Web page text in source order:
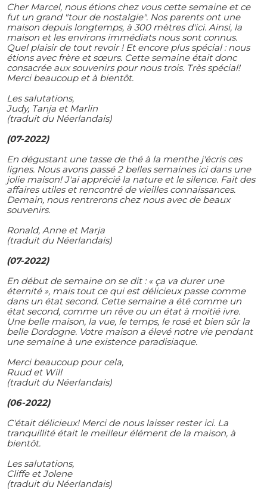
Cher Marcel, nous étions chez vous cette semaine et ce
fut un grand "tour de nostalgie". Nos parents ont une
maison depuis longtemps, à 300 mètres d'ici. Ainsi, la
maison et les environs immédiats nous sont connus.
Quel plaisir de tout revoir ! Et encore plus spécial : nous
étions avec frère et sœurs. Cette semaine était donc
consacrée aux souvenirs pour nous trois. Très spécial!
Merci beaucoup et à bientôt.
Les salutations,
Judy, Tanja et Marlin
(traduit du Néerlandais)
(07-2022)
En dégustant une tasse de thé à la menthe j'écris ces
lignes. Nous avons passé 2 belles semaines ici dans une
jolie maison! J'ai apprécié la nature et le silence. Fait des
affaires utiles et rencontré de vieilles connaissances.
Demain, nous rentrerons chez nous avec de beaux
souvenirs.
Ronald, Anne et Marja
(traduit du Néerlandais)
(07-2022)
En début de semaine on se dit : « ça va durer une
éternité », mais tout ce qui est délicieux passe comme
dans un état second. Cette semaine a été comme un
état second, comme un rêve ou un état à moitié ivre.
Une belle maison, la vue, le temps, le rosé et bien sûr la
belle Dordogne. Votre maison a élevé notre vie pendant
une semaine à une existence paradisiaque.
Merci beaucoup pour cela,
Ruud et Will
(traduit du Néerlandais)
(06-2022)
C'était délicieux! Merci de nous laisser rester ici. La
tranquillité était le meilleur élément de la maison, à
bientôt.
Les salutations,
Cliffe et Jolene
(traduit du Néerlandais)